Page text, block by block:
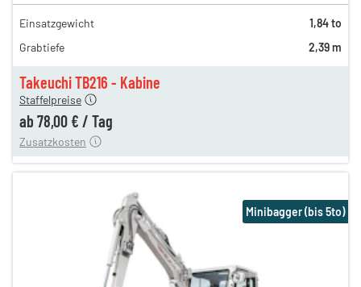
Takeuchi TB216 - Kabine
134,00 €
111,00 €
92,00 €
Staffelpreise
ab 78,00 € / Tag
12,00 €
Zusatzkosten
Einsatzgewicht
1,84 to
Grabtiefe
2,39 m
Minibagger (bis 5to)